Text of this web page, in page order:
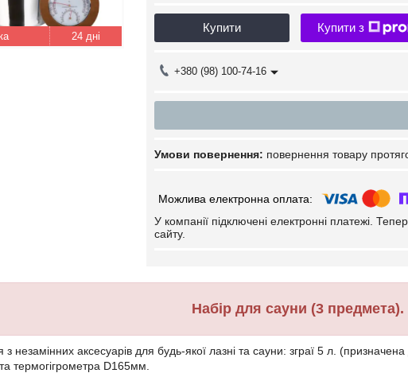
24 дні
Купити Купити з
+380 (98) 100-74-16
повернення товару
У компанії підключені електронні платежі.
сайту.
Набір для сауни (3 предмета).
з незамінних аксесуарів для будь-якої лазні та сауни: зграї 5 л.
термогігрометра D165мм.